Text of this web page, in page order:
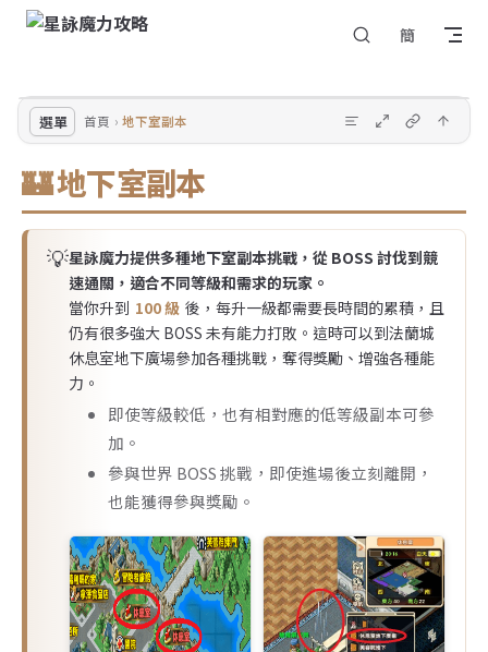
Skip to content 簡
回
選單 首頁 地下室副本
🏰 地下室副本
💡星詠魔力提供多種地下室副本挑戰，從 BOSS 討伐到競
速通關，適合不同等級和需求的玩家。
當你升到 100 級 後，每升一級都需要長時間的累積，且
仍有很多強大 BOSS 未有能力打敗。這時可以到法蘭城
休息室地下廣場參加各種挑戰，奪得獎勵、增強各種能
力。
即使等級較低，也有相對應的低等級副本可參
加。
參與世界 BOSS 挑戰，即使進場後立刻離開，
也能獲得參與獎勵。